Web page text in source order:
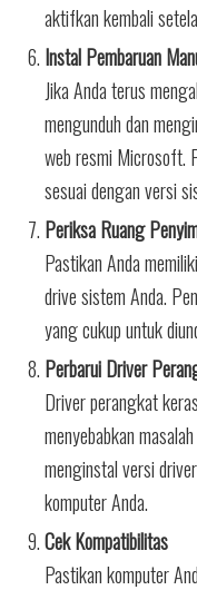
aktifkan kembali
Instal Pembaruan
Jika Anda terus
mengunduh dan
web resmi Microsoft.
sesuai dengan versi
Periksa Ruang
Pastikan Anda
drive sistem Anda.
yang cukup untuk
Perbarui Driver
Driver perangkat
menyebabkan
menginstal versi
komputer Anda.
Cek Kompatibilitas
Pastikan komputer